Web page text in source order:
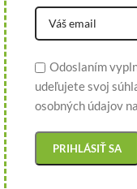
Odoslaním
udeľujete svoj
osobných údajov